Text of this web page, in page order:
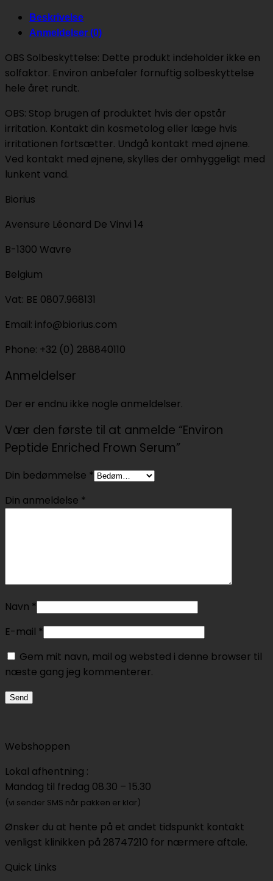
Beskrivelse
Anmeldelser (0)
OBS Solbeskyttelse: Dette produkt indeholder ikke en
solfaktor. Environ anbefaler fornuftig solbeskyttelse
hele året rundt.
OBS: Stop brugen af produktet hvis der opstår
irritation. Kontakt din kosmetolog eller læge hvis
irritationen fortsætter. Undgå kontakt med øjnene.
Ved kontakt med øjnene, skylles der omhyggeligt med
lunkent vand.
Biorius
Avensure Léonard De Vinvi 14
B-1300 Wavre
Belgium
Vat: BE 0807.968131
Email: info@biorius.com
Phone: +32 (0) 288840110
Anmeldelser
Der er endnu ikke nogle anmeldelser.
Vær den første til at anmelde “Environ
Peptide Enriched Frown Serum”
Din bedømmelse *
Din anmeldelse *
Navn *
E-mail *
Gem mit navn, mail og websted i denne browser til
næste gang jeg kommenterer.
Webshoppen
Lokal afhentning :
Mandag til fredag 08.30 – 15.30
(vi sender SMS når pakken er klar)
Ønsker du at hente på et andet tidspunkt kontakt
venligst klinikken på 28747210 for nærmere aftale.
Quick Links